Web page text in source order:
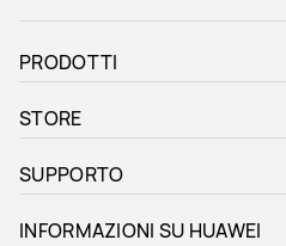
PRODOTTI
STORE
SUPPORTO
INFORMAZIONI SU HUAWEI